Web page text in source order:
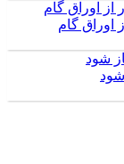
اوراق گام
شود